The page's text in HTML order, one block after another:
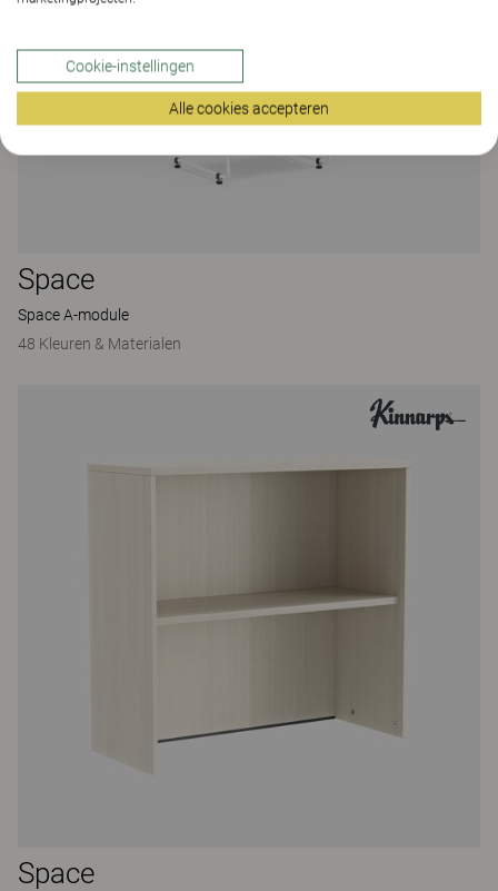
Space
Space A-module
48 Kleuren & Materialen
Space
Cookie-instellingen
Alle cookies accepteren